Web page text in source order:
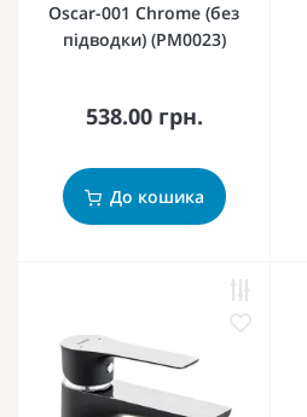
Oscar-001 Chrome (без
підводки) (PM0023)
538.00 грн.
До кошика